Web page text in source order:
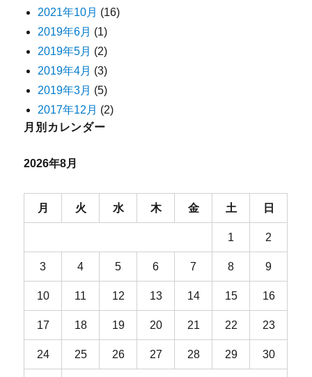
2021年10月 (16)
2019年6月 (1)
2019年5月 (2)
2019年4月 (3)
2019年3月 (5)
2017年12月 (2)
月別カレンダー
2026年8月
月 火 水 木 金 土 日
1 2
3 4 5 6 7 8 9
10 11 12 13 14 15 16
17 18 19 20 21 22 23
24 25 26 27 28 29 30